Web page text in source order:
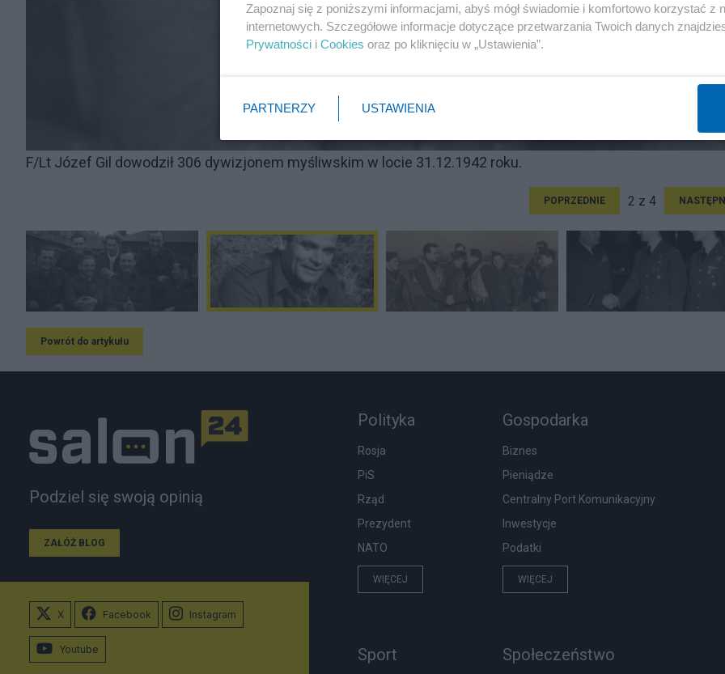
F/Lt Józef Gil dowodził 306 dywizjonem myśliwskim w locie 31.12.1942 roku.
POPRZEDNIE 2 z 4
Powrót do artykułu
Podziel się swoją opinią
ZAŁÓŻ BLOG
Polityka
Rosja
PiS
Rząd
Prezydent
NATO
WIĘCEJ
Gospodarka
Biznes
Pieniądze
Centralny Port Komunikacyjny
Inwestycje
Podatki
WIĘCEJ
Sport Społeczeństwo
X Facebook Instagram
Youtube
Zapoznaj się z poniższymi informacjami, abyś mógł świadomie i komfortowo korzystać z
internetowych. Szczegółowe informacje dotyczące przetwarzania Twoich danych
Prywatności i Cookies oraz po kliknięciu w „Ustawienia”.
PARTNERZY USTAWIENIA